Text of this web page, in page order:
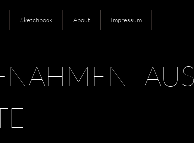
Sketchbook About Impressum
AUS